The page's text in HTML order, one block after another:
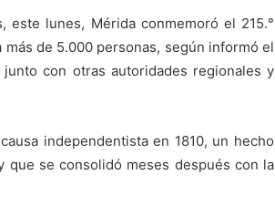
este lunes, Mérida conmemoró el 215.°
de 5.000 personas, según informó el
con otras autoridades regionales y
independentista en 1810, un hecho
que se consolidó meses después con la